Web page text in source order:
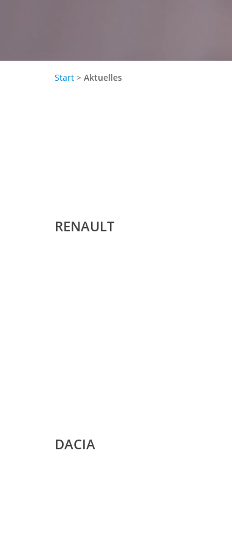
Start>Aktuelles
RENAULT
DACIA